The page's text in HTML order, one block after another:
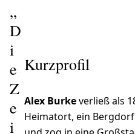
„
D
i
e
Z
e
i
Kurzprofil
Alex Burkeverließ als
Heimatort, ein